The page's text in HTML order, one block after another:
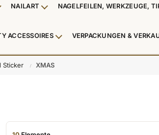
Nagellack & Flüssigkeiten anzeigen
NAILART Untermenü NailArt anzeigen
NAGELFEILEN, WERKZEUGE,
Füße & Zehenringe anzeigen
ACCESSOIRES Untermenü Beauty
VERPACKUNGEN &
Sticker XMAS